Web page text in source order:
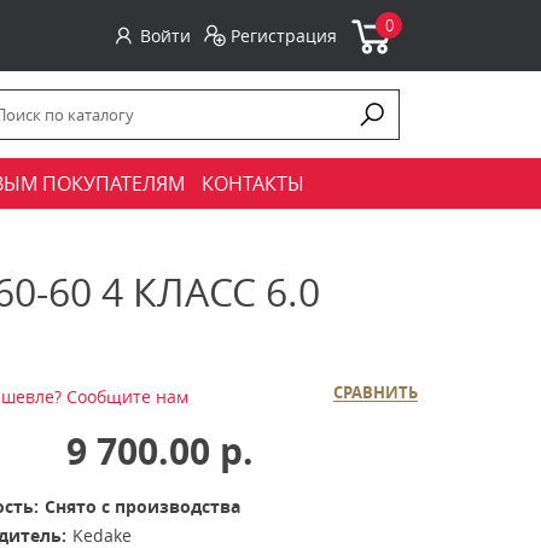
Войти Регистрация 0
ПОКУПАТЕЛЯМ КОНТАКТЫ
60 4 КЛАСС 6.0
СРАВНИТЬ
Сообщите нам
9 700.00 р.
Снято с производства
Kedake